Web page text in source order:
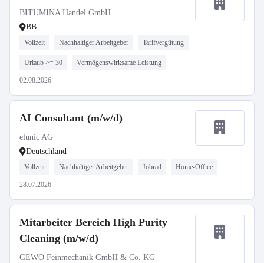
BITUMINA Handel GmbH
BB
Vollzeit Nachhaltiger Arbeitgeber Tarifvergütung
Urlaub >= 30 Vermögenswirksame Leistung
02.08.2026
AI Consultant (m/w/d)
elunic AG
Deutschland
Vollzeit Nachhaltiger Arbeitgeber Jobrad Home-Office
28.07.2026
Mitarbeiter Bereich High Purity
Cleaning (m/w/d)
GEWO Feinmechanik GmbH & Co. KG